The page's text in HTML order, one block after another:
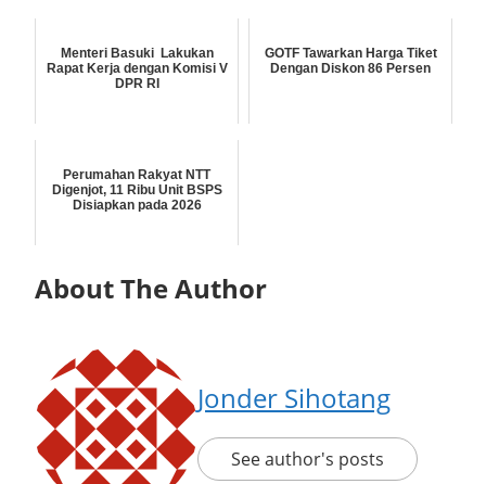
Menteri Basuki Lakukan
Rapat Kerja dengan Komisi V
DPR RI
GOTF Tawarkan Harga Tiket
Dengan Diskon 86 Persen
Perumahan Rakyat NTT
Digenjot, 11 Ribu Unit BSPS
Disiapkan pada 2026
About The Author
Jonder Sihotang
See author's posts